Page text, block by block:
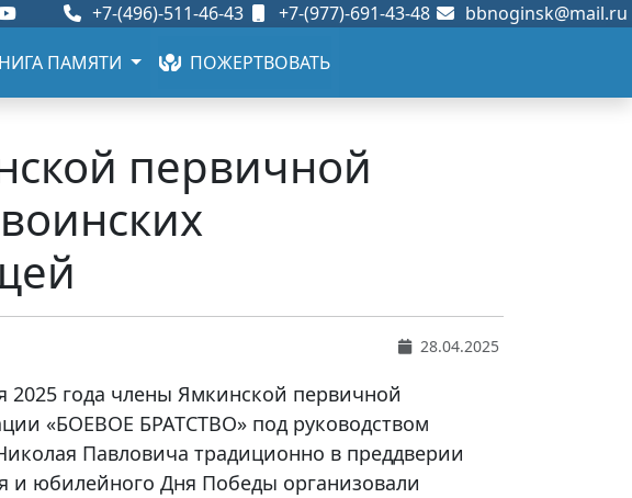
+7-(496)-511-46-43 +7-(977)-691-43-48 bbnoginsk@mail.ru
ПАМЯТИ ПОЖЕРТВОВАТЬ
первичной
28.04.2025
2025 года члены Ямкинской первичной
«БОЕВОЕ БРАТСТВО» под руководством
Павловича традиционно в преддверии
и юбилейного Дня Победы организовали